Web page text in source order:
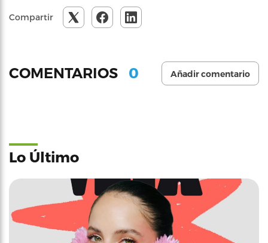
Compartir
COMENTARIOS 0 Añadir comentario
Lo Último